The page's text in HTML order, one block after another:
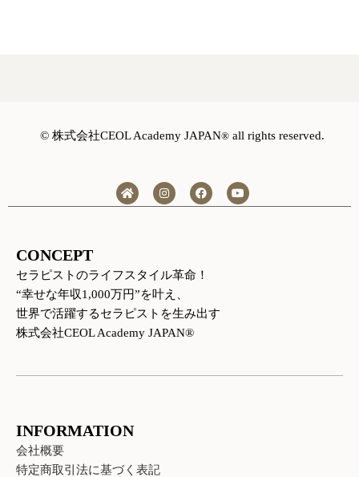
©️ 株式会社CEOL Academy JAPAN® all rights reserved.
H
o
m
I
n
s
m
F
a
c
Y
o
u
CONCEPT
セラピストのライフスタイル革命！
“幸せな年収1,000万円”を叶え、
世界で活躍するセラピストを生み出す
株式会社CEOL Academy JAPAN®
INFORMATION
会社概要
特定商取引法に基づく表記